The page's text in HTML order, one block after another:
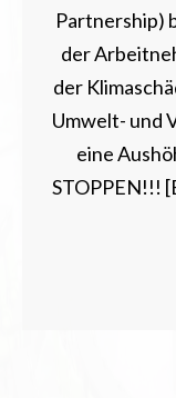
Partnership)
der
der
Umwelt- und
eine
STOPPEN!!!